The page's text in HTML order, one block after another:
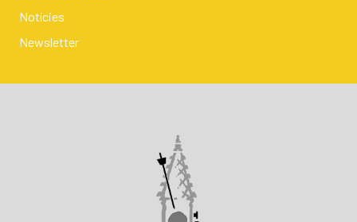
Notícies
Newsletter